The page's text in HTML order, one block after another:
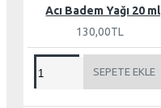
Acı Badem Yağı 20 ml
130,00TL
SEPETE EKLE